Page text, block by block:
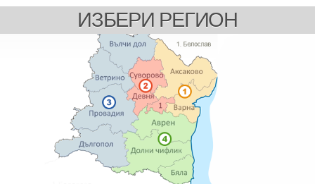
ИЗБЕРИ РЕГИОН